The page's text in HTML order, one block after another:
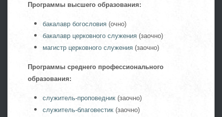
Программы высшего образования:
бакалавр богословия (очно)
бакалавр церковного служения (заочно)
магистр церковного служения (заочно)
Программы среднего профессионального
образования:
служитель-проповедник (заочно)
служитель-благовестик (заочно)